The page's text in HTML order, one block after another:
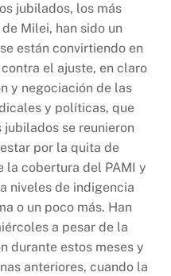
jubilados, los más
Milei, han sido un
están convirtiendo en
el ajuste, en claro
y negociación de las
y políticas, que
jubilados se reunieron
por la quita de
la cobertura del PAMI y
niveles de indigencia
o un poco más. Han
a pesar de la
durante estos meses y
anteriores, cuando la